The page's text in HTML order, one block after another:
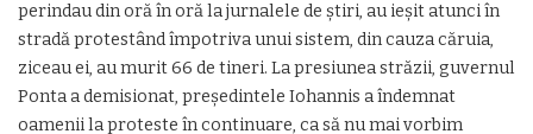
perindau din oră în oră la jurnalele de ştiri, au ieşit atunci în
stradă protestând împotriva unui sistem, din cauza căruia,
ziceau ei, au murit 66 de tineri. La presiunea străzii, guvernul
Ponta a demisionat, preşedintele Iohannis a îndemnat
oamenii la proteste în continuare, ca să nu mai vorbim